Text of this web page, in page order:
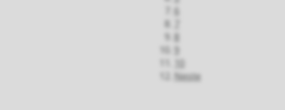
6
8
9
10
Neste